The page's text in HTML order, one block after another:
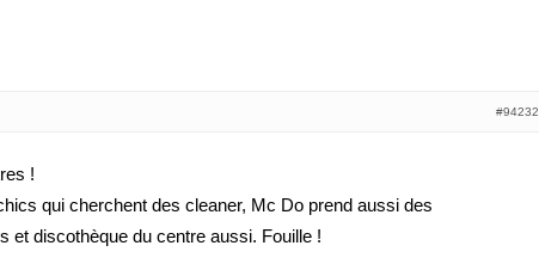
#94232
!
qui cherchent des cleaner, Mc Do prend aussi des
et discothèque du centre aussi. Fouille !